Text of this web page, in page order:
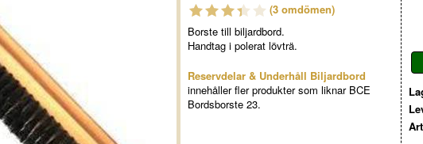
(3 omdömen)
Borste till biljardbord.
Handtag i polerat lövträ.
Reservdelar & Underhåll Biljardbord
innehåller fler produkter som liknar BCE
Bordsborste 23.